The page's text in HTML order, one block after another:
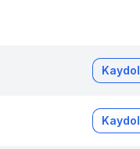
Kaydol
Kaydol